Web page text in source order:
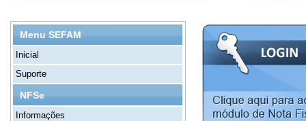
Menu SEFAM
Inicial
Suporte
NFSe
Informações